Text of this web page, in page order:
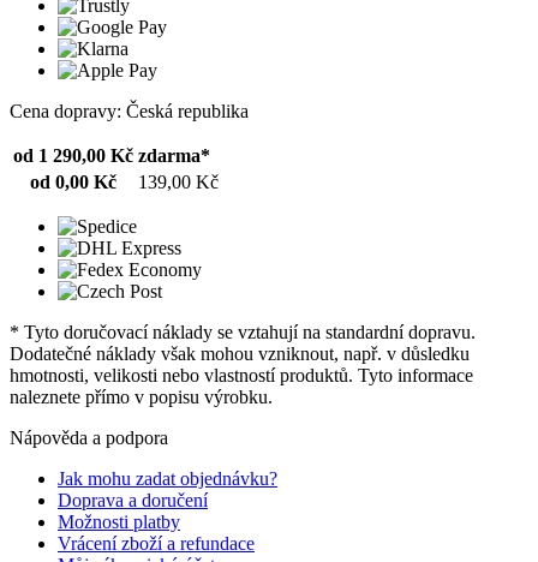
Cena dopravy: Česká republika
od 1 290,00 Kč zdarma*
od 0,00 Kč
139,00 Kč
* Tyto doručovací náklady se vztahují na standardní dopravu.
Dodatečné náklady však mohou vzniknout, např. v důsledku
hmotnosti, velikosti nebo vlastností produktů. Tyto informace
naleznete přímo v popisu výrobku.
Nápověda a podpora
Jak mohu zadat objednávku?
Doprava a doručení
Možnosti platby
Vrácení zboží a refundace